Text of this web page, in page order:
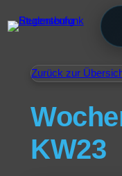
Zurück zur
KW23